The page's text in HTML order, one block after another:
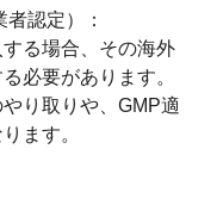
認定）：
る場合、その海外
必要があります。
り取りや、GMP適
ます。